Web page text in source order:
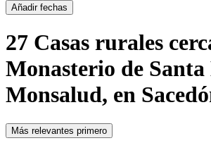
Añadir fechas
27 Casas rurales
Monasterio de
Monsalud, en
Más relevantes primero